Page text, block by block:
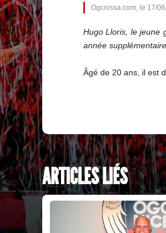
Ogcnissa.com, le 17/
Hugo Lloris, le jeune
année
Âgé de 20 ans, il est
ARTICLES LIÉS